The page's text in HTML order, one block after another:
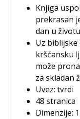
Knjiga
prekrasan
dan u
Uz
kršćansku
može
za skladan
Uvez: tvrdi
48 stranica
Dimenzije: